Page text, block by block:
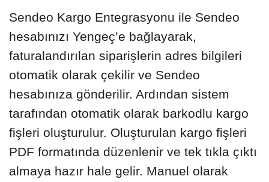
Sendeo Kargo Entegrasyonu ile Sendeo
hesabınızı Yengeç’e bağlayarak,
faturalandırılan siparişlerin adres bilgileri
otomatik olarak çekilir ve Sendeo
hesabınıza gönderilir. Ardından sistem
tarafından otomatik olarak barkodlu kargo
fişleri oluşturulur. Oluşturulan kargo fişleri
PDF formatında düzenlenir ve tek tıkla çıktı
almaya hazır hale gelir. Manuel olarak